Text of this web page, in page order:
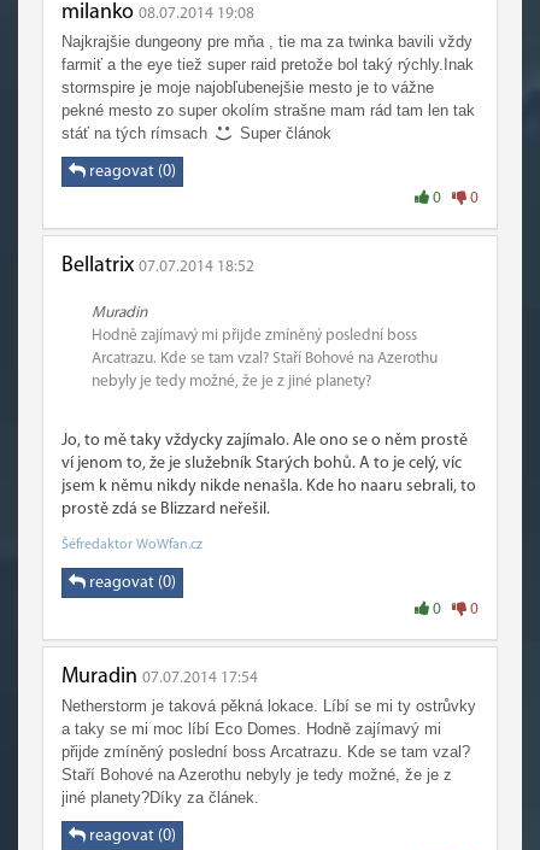
milanko 08.07.2014 19:08
Najkrajšie dungeony pre mňa , tie ma za twinka bavili vždy
farmiť a the eye tiež super raid pretože bol taký rýchly.Inak
stormspire je moje najobľubenejšie mesto je to vážne
pekné mesto zo super okolím strašne mam rád tam len tak
stáť na tých rímsach
Super článok
reagovat (0)
0 0
Bellatrix 07.07.2014 18:52
Muradin
Hodně zajímavý mi přijde zmíněný poslední boss
Arcatrazu. Kde se tam vzal? Staří Bohové na Azerothu
nebyly je tedy možné, že je z jiné planety?
Jo, to mě taky vždycky zajímalo. Ale ono se o něm prostě
ví jenom to, že je služebník Starých bohů. A to je celý, víc
jsem k němu nikdy nikde nenašla. Kde ho naaru sebrali, to
prostě zdá se Blizzard neřešil.
Šéfredaktor WoWfan.cz
reagovat (0)
0 0
Muradin 07.07.2014 17:54
Netherstorm je taková pěkná lokace. Líbí se mi ty ostrůvky
a taky se mi moc líbí Eco Domes. Hodně zajímavý mi
přijde zmíněný poslední boss Arcatrazu. Kde se tam vzal?
Staří Bohové na Azerothu nebyly je tedy možné, že je z
jiné planety?Díky za článek.
reagovat (0)